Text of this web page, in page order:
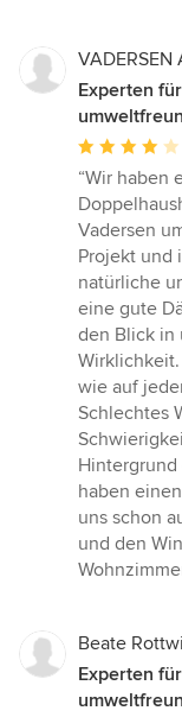
VADERSEN
Experten
Bewertung:
4
von
5
Sternen
“Wir haben
Vadersen
Projekt und
natürliche
eine gute
den Blick in
wie auf
Schlechtes
haben
uns schon
und den
Beate
Experten